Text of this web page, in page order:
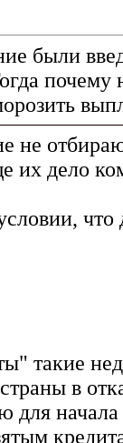
были
почему
не
их дело
что
такие
в
для начала